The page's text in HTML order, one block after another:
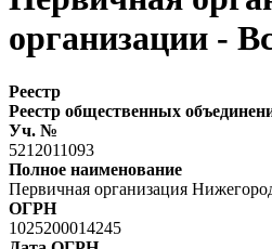
организации -
Реестр
Реестр общественных
Уч. №
5212011093
Полное наименование
Первичная организация
ОГРН
1025200014245